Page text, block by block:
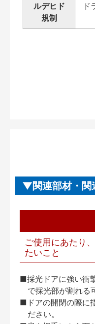
ルデヒド
規制
ド
関連部材・関
ご使用にあたり
たいこと
■採光ドアに強い衝
で採光部が割れる
■ドアの開閉の際に
ださい。